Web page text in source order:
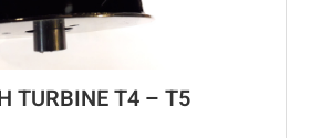
TURBINE T4 – T5